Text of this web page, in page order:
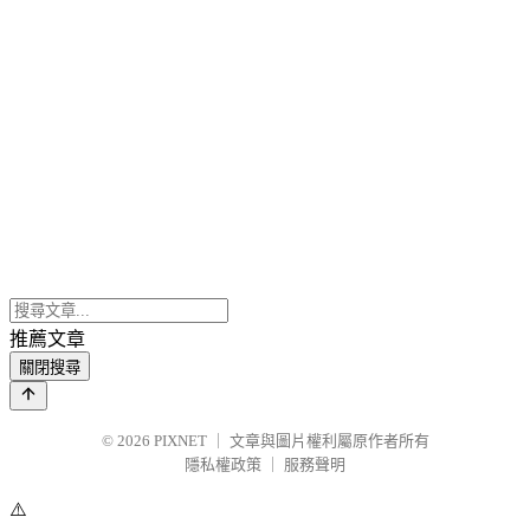
推薦文章
關閉搜尋
© 2026 PIXNET
文章與圖片權利屬原作者所有
隱私權政策
服務聲明
⚠️